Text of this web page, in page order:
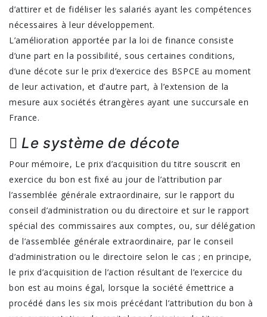
d’attirer et de fidéliser les salariés ayant les compétences
nécessaires à leur développement.
L’amélioration apportée par la loi de finance consiste
d’une part en la possibilité, sous certaines conditions,
d’une décote sur le prix d’exercice des BSPCE au moment
de leur activation, et d’autre part, à l’extension de la
mesure aux sociétés étrangères ayant une succursale en
France.
 Le système de décote
Pour mémoire, Le prix d’acquisition du titre souscrit en
exercice du bon est fixé au jour de l’attribution par
l’assemblée générale extraordinaire, sur le rapport du
conseil d’administration ou du directoire et sur le rapport
spécial des commissaires aux comptes, ou, sur délégation
de l’assemblée générale extraordinaire, par le conseil
d’administration ou le directoire selon le cas ; en principe,
le prix d’acquisition de l’action résultant de l’exercice du
bon est au moins égal, lorsque la société émettrice a
procédé dans les six mois précédant l’attribution du bon à